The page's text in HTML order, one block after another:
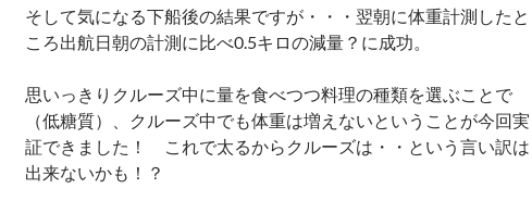
そして気になる下船後の結果ですが・・・翌朝に体重計測したと
ころ出航日朝の計測に比べ0.5キロの減量？に成功。
思いっきりクルーズ中に量を食べつつ料理の種類を選ぶことで
（低糖質）、クルーズ中でも体重は増えないということが今回実
証できました！ これで太るからクルーズは・・という言い訳は
出来ないかも！？